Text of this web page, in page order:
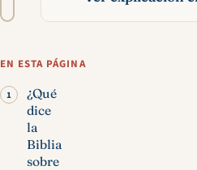
EN ESTA PÁGINA
¿Qué
dice
la
Biblia
sobre